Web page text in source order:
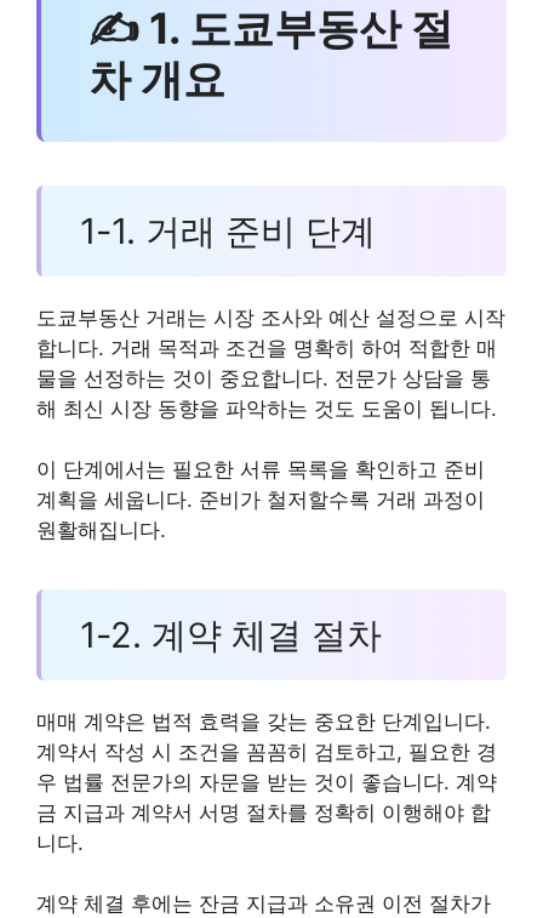
✍ 1. 도쿄부동산 절
차 개요
1-1. 거래 준비 단계
도쿄부동산 거래는 시장 조사와 예산 설정으로 시작
합니다. 거래 목적과 조건을 명확히 하여 적합한 매
물을 선정하는 것이 중요합니다. 전문가 상담을 통
해 최신 시장 동향을 파악하는 것도 도움이 됩니다.
이 단계에서는 필요한 서류 목록을 확인하고 준비
계획을 세웁니다. 준비가 철저할수록 거래 과정이
원활해집니다.
1-2. 계약 체결 절차
매매 계약은 법적 효력을 갖는 중요한 단계입니다.
계약서 작성 시 조건을 꼼꼼히 검토하고, 필요한 경
우 법률 전문가의 자문을 받는 것이 좋습니다. 계약
금 지급과 계약서 서명 절차를 정확히 이행해야 합
니다.
계약 체결 후에는 잔금 지급과 소유권 이전 절차가